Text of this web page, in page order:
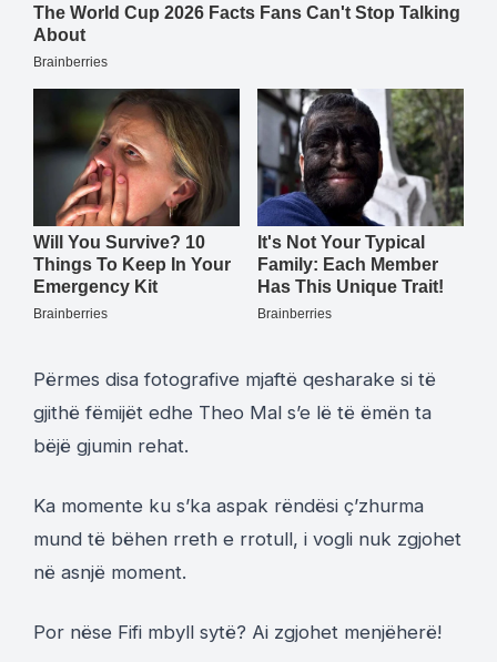
Përmes disa fotografive mjaftë qesharake si të
gjithë fëmijët edhe Theo Mal s’e lë të ëmën ta
bëjë gjumin rehat.
Ka momente ku s’ka aspak rëndësi ç’zhurma
mund të bëhen rreth e rrotull, i vogli nuk zgjohet
në asnjë moment.
Por nëse Fifi mbyll sytë? Ai zgjohet menjëherë!